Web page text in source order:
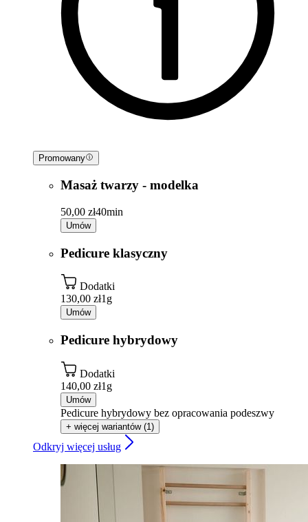
Promowany
Masaż twarzy - modelka
50,00 zł40min
Umów
Pedicure klasyczny
Dodatki
130,00 zł1g
Umów
Pedicure hybrydowy
Dodatki
140,00 zł1g
Umów
Pedicure hybrydowy bez opracowania podeszwy
+ więcej wariantów (1)
Odkryj więcej usług